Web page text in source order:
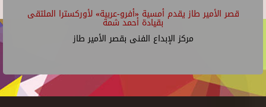
قصر الأمير طاز يقدم أمسية «أفرو-عربية» لأوركسترا الملتقى
بقيادة أحمد شمة
مركز الإبداع الفنى بقصر الأمير طاز